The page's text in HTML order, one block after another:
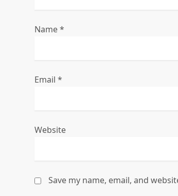
o
Name*
Email*
Website
Save my name, email, and